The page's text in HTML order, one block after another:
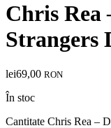
Chris Rea
Strangers
lei69,00 RON
În stoc
Cantitate Chris Rea –